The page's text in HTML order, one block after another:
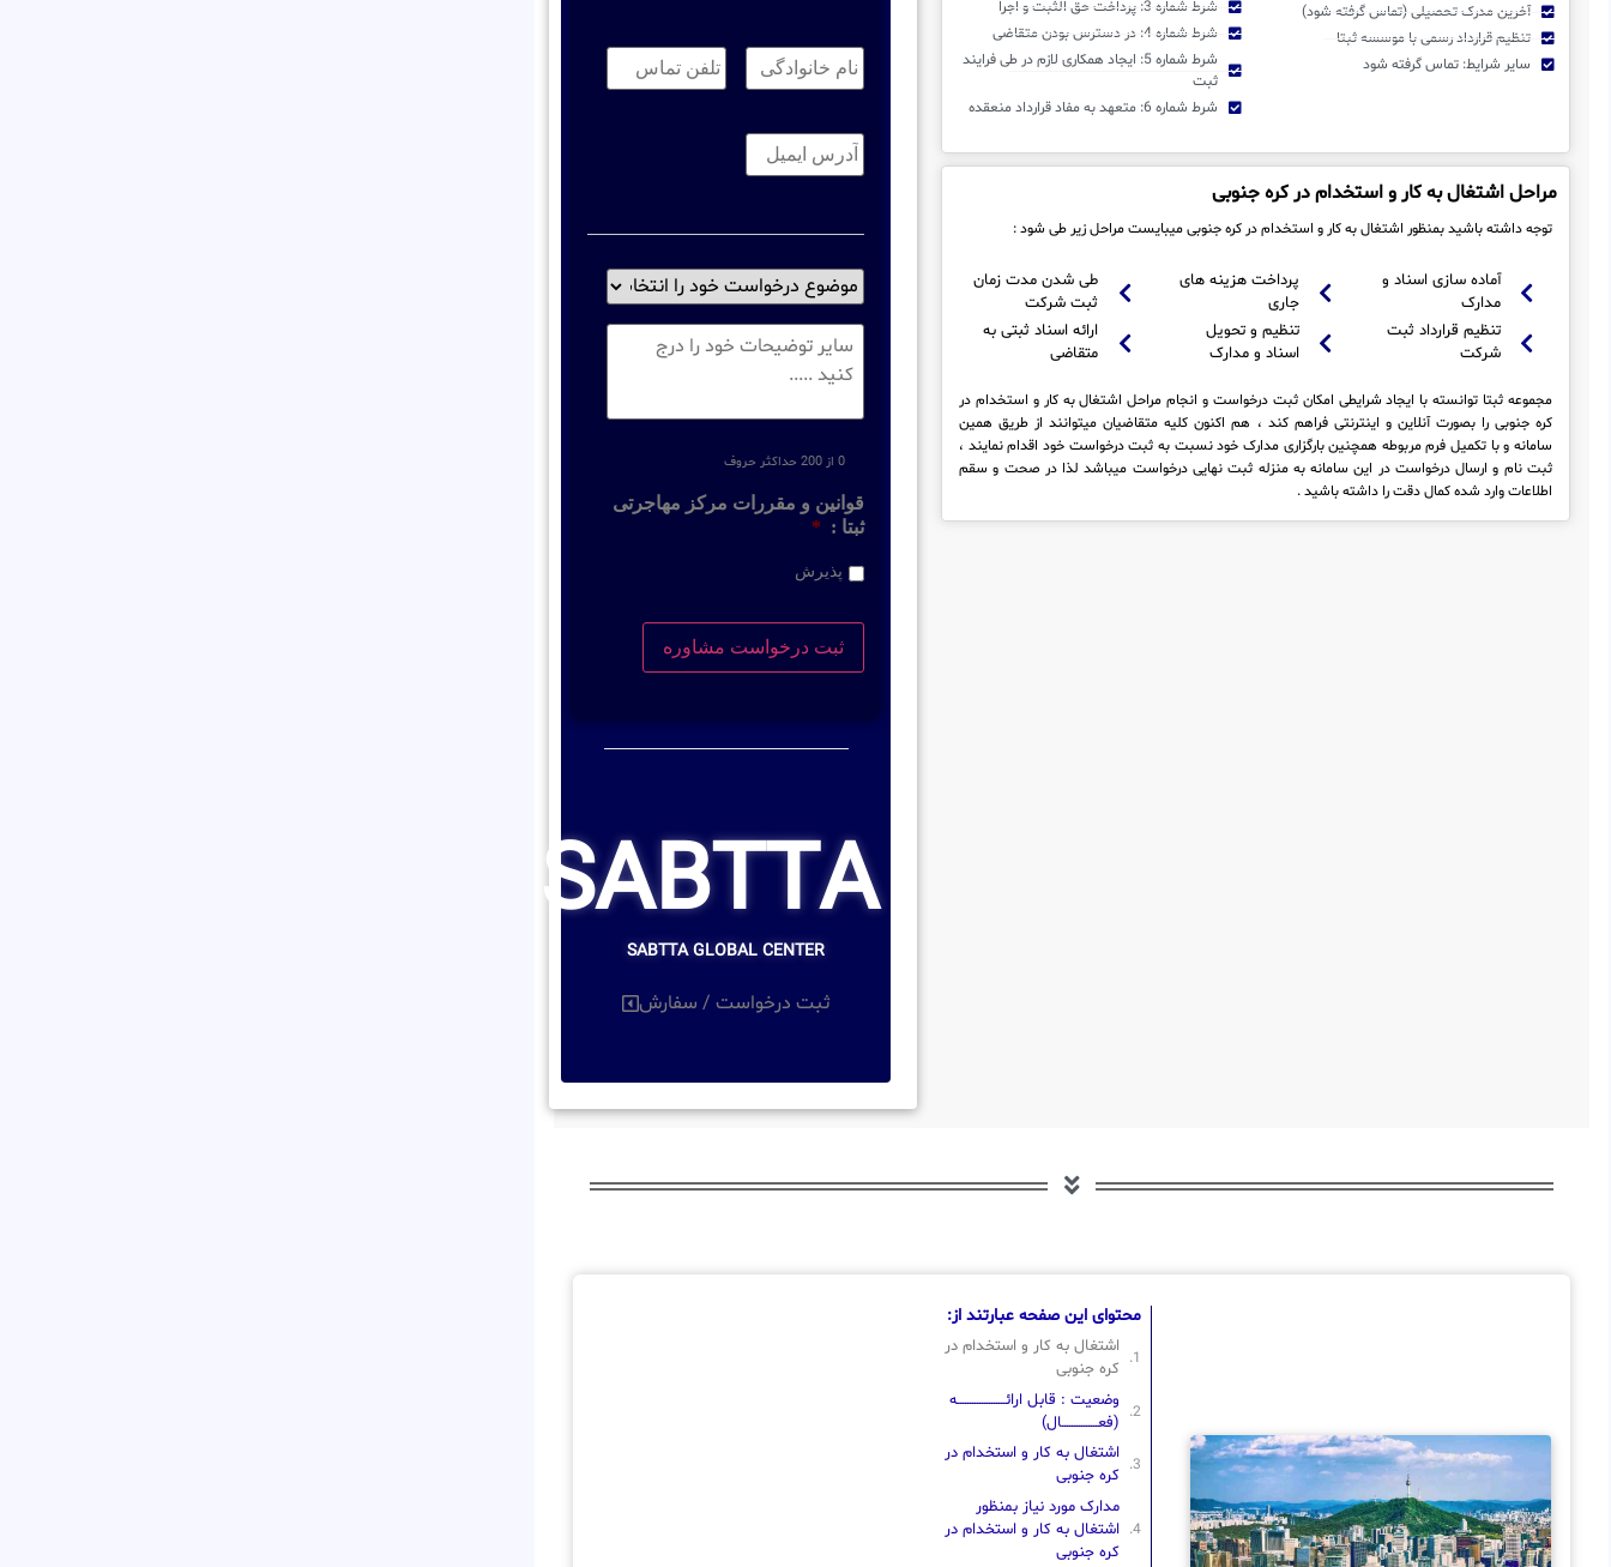
آخرین مدرک تحصیلی (تماس گرفته شود)
تنظیم قرارداد رسمی با موسسه ثبتا
سایر شرایط: تماس گرفته شود
شرط شماره 3: پرداخت حق الثبت و اجرا
شرط شماره 4: در دسترس بودن متقاضی
شرط شماره 5: ایجاد همکاری لازم در طی فرایند
ثبت
شرط شماره 6: متعهد به مفاد قرارداد منعقده
مراحل اشتغال به کار و استخدام در کره جنوبی
توجه داشته باشید بمنظور اشتغال به کار و استخدام در کره جنوبی میبایست مراحل زیر طی شود :
آماده سازی اسناد و
مدارک
تنظیم قرارداد ثبت
شرکت
پرداخت هزینه های
جاری
تنظیم و تحویل
اسناد و مدارک
طی شدن مدت زمان
ثبت شرکت
ارائه اسناد ثبتی به
متقاضی
مجموعه ثبتا توانسته با ایجاد شرایطی امکان ثبت درخواست و انجام مراحل اشتغال به کار و استخدام در
کره جنوبی را بصورت آنلاین و اینترنتی فراهم کند ، هم اکنون کلیه متقاضیان میتوانند از طریق همین
سامانه و با تکمیل فرم مربوطه همچنین بارگزاری مدارک خود نسبت به ثبت درخواست خود اقدام نمایند ،
ثبت نام و ارسال درخواست در این سامانه به منزله ثبت نهایی درخواست میباشد لذا در صحت و سقم
اطلاعات وارد شده کمال دقت را داشته باشید .
خانوادگی:
*
تماس:
*
موضوع
درخواست
خود
را
انتخاب
توضیحات
0 از 200 حداکثر حروف
قوانین و مقررات مرکز مهاجرتی
ثبتا : *
پذیرش
SABTTA
SABTTA GLOBAL CENTER
ثبت درخواست / سفارش
محتوای این صفحه عبارتند از:
اشتغال به کار و استخدام در
کره جنوبی
وضعیت : قابل ارائــــــــــــــــــــه
(فعـــــــــــــــال)
اشتغال به کار و استخدام در
کره جنوبی
مدارک مورد نیاز بمنظور
اشتغال به کار و استخدام در
کره جنوبی